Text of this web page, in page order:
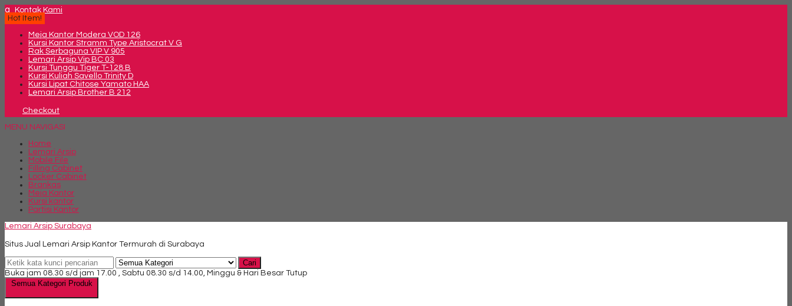
q
Kontak Kami
Hot Item!
Meja Kantor Modera VOD 126
Kursi Kantor Stramm Type Aristocrat V G
Rak Serbaguna VIP V 905
Lemari Arsip Vip BC 03
Kursi Tunggu Tiger T-128 B
Kursi Kuliah Savello Trinity D
Kursi Lipat Chitose Yamato HAA
Lemari Arsip Brother B 212
Checkout
MENU NAVIGASI
Home
Lemari Arsip
Mobile File
Filling Cabinet
Locker Cabinet
Brankas
Meja Kantor
Kursi kantor
Partisi Kantor
Lemari Arsip Surabaya
Situs Jual Lemari Arsip Kantor Termurah di Surabaya
Cari
Buka jam 08.30 s/d jam 17.00 , Sabtu 08.30 s/d 14.00, Minggu & Hari Besar Tutup
Semua Kategori Produk